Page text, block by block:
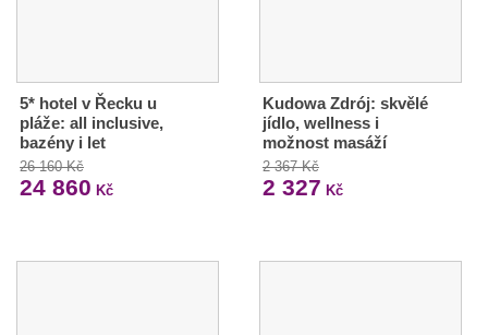
5* hotel v Řecku u
pláže: all inclusive,
bazény i let
26 160 Kč
24 860 Kč
Kudowa Zdrój: skvělé
jídlo, wellness i
možnost masáží
2 367 Kč
2 327 Kč